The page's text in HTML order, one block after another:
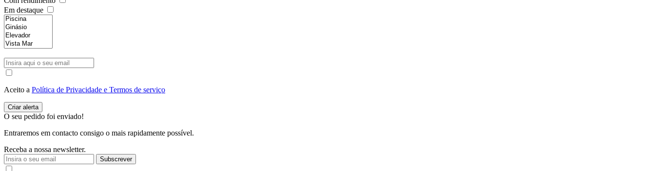
Em destaque
Aceito a Política de Privacidade e Termos de serviço
O seu pedido foi enviado!
Entraremos em contacto consigo o mais rapidamente possível.
Receba a nossa newsletter.
Subscrever